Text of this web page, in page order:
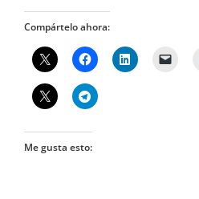
Compártelo ahora:
Me gusta esto: